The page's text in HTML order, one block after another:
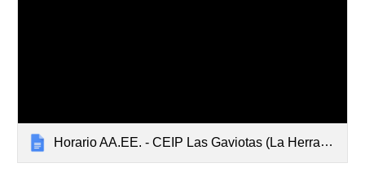
Horario AA.EE. - CEIP Las Gaviotas (La Herradura) - GLOBAL